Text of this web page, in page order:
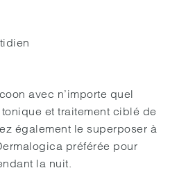
avec n’importe quel
et traitement ciblé de
également le superposer à
préférée pour
la nuit.